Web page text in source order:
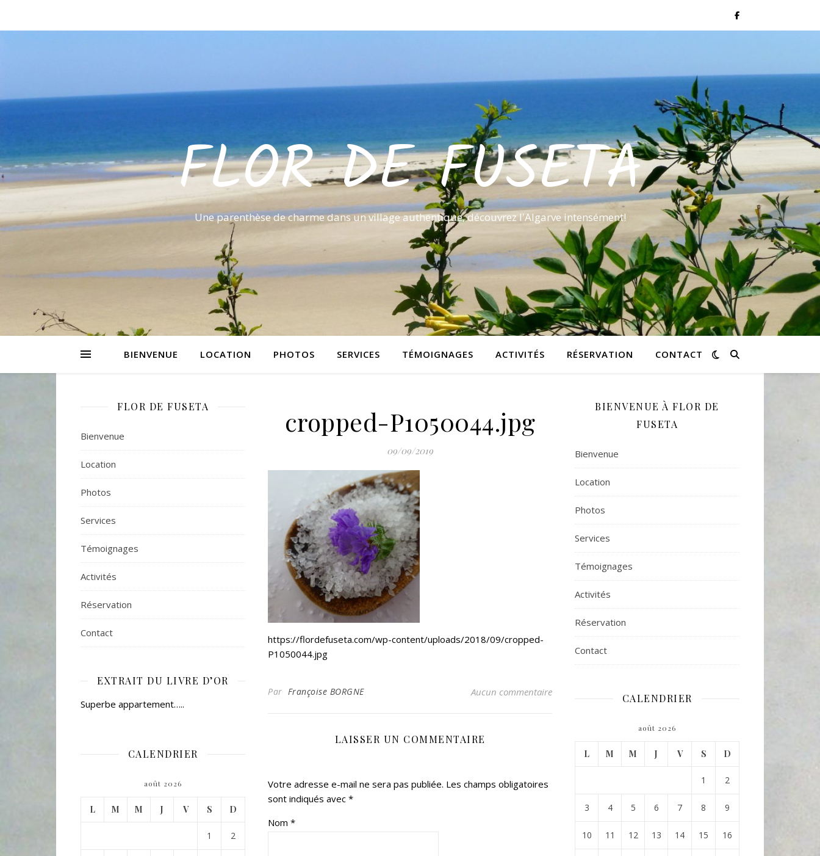
FLOR DE FUSETA
Une parenthèse de charme dans un village authentique, découvrez l'Algarve intensément!
BIENVENUE LOCATION PHOTOS SERVICES TÉMOIGNAGES ACTIVITÉS RÉSERVATION CONTACT
FLOR DE FUSETA
Bienvenue
Location
Photos
Services
Témoignages
Activités
Réservation
Contact
EXTRAIT DU LIVRE D’OR
Superbe appartement…..
CALENDRIER
août 2026
L M M J V S D
1 2
cropped-P1050044.jpg
09/09/2019
https://flordefuseta.com/wp-content/uploads/2018/09/cropped-
P1050044.jpg
Par Françoise BORGNE Aucun commentaire
LAISSER UN COMMENTAIRE
Votre adresse e-mail ne sera pas publiée. Les champs obligatoires
sont indiqués avec *
Nom *
BIENVENUE À FLOR DE
FUSETA
Bienvenue
Location
Photos
Services
Témoignages
Activités
Réservation
Contact
CALENDRIER
août 2026
L M M J V S D
1 2
3 4 5 6 7 8 9
10 11 12 13 14 15 16